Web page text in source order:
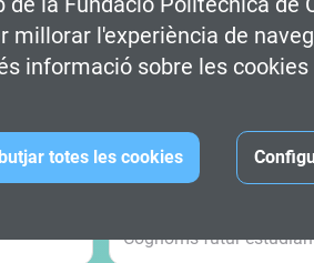
millorar l'experiència de
informació sobre les
totes les cookies
Digital -
Multimèdia -
Terrassa